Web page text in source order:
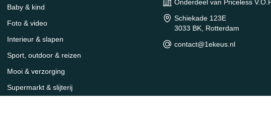
Baby & kind
Foto & video
Interieur & slapen
Sport, outdoor & reizen
Mooi & verzorging
Supermarkt & slijterij
Onderdeel van Priceless
Schiekade 123E
3033 BK, Rotterdam
contact@1ekeus.nl